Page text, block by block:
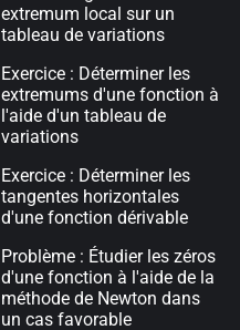
extremum local sur un
tableau de variations
Exercice : Déterminer les
extremums d'une fonction à
l'aide d'un tableau de
variations
Exercice : Déterminer les
tangentes horizontales
d'une fonction dérivable
Problème : Étudier les zéros
d'une fonction à l'aide de la
méthode de Newton dans
un cas favorable